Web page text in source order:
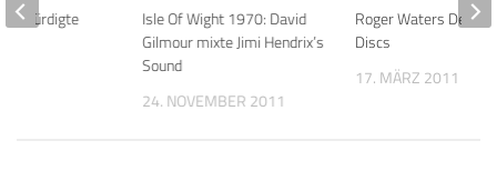
Isle Of Wight 1970: David
Gilmour mixte Jimi Hendrix’s
Sound
24. NOVEMBER 2011
Roger Waters Desert
Discs
17. MÄRZ 2011
würdigte